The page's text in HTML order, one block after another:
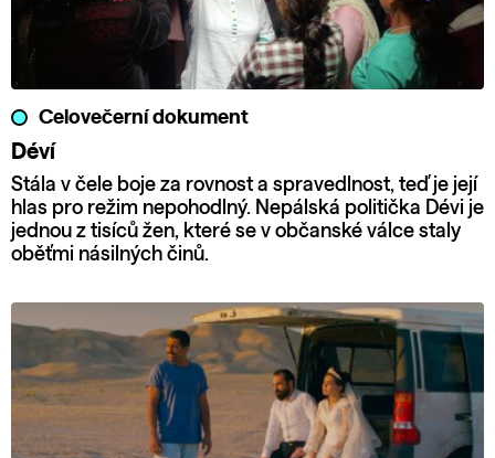
Celovečerní dokument
Déví
Stála v čele boje za rovnost a spravedlnost, teď je její
hlas pro režim nepohodlný. Nepálská politička Dévi je
jednou z tisíců žen, které se v občanské válce staly
oběťmi násilných činů.